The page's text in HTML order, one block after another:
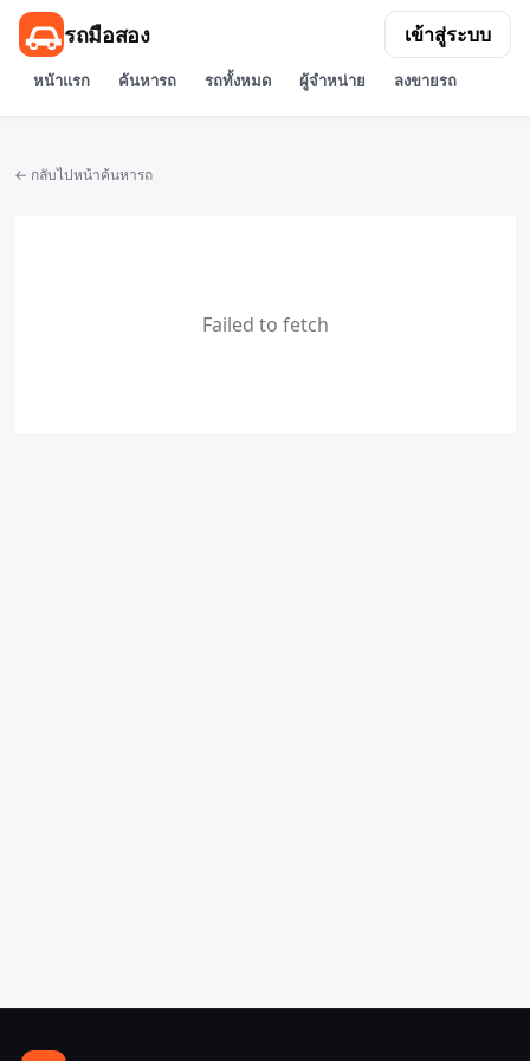
รถมือสอง
หน้าแรก ค้นหารถ รถทั้งหมด ผู้จำหน่าย ลงขายรถ
เข้าสู่ระบบ
← กลับไปหน้าค้นหารถ
Failed to fetch